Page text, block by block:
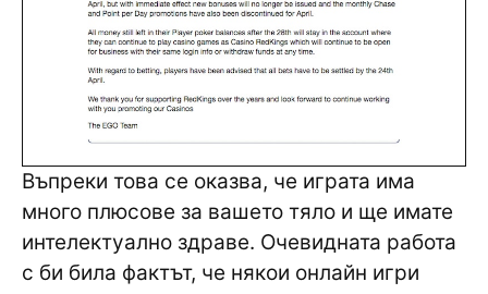
Въпреки това се оказва, че играта има
много плюсове за вашето тяло и ще имате
интелектуално здраве. Очевидната работа
с би била фактът, че някои онлайн игри